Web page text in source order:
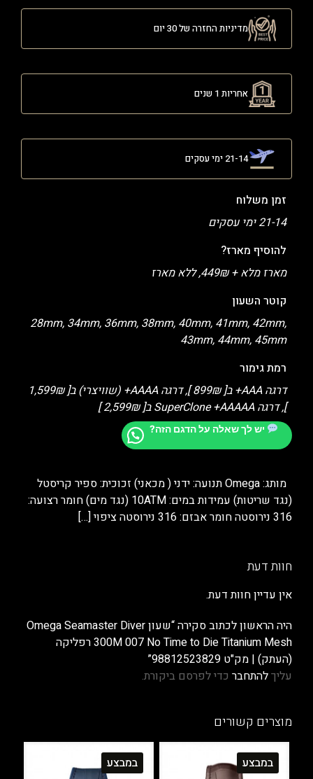
מדיניות החזרה של 30 יום
אחריות 1 שנים
21-14 ימי עסקים
זמן משלוח
21-14 ימי עסקים
להוסיף מארז?
מארז מלא + 449₪, ללא מארז
קוטר השעון
28mm, 34mm, 36mm, 38mm, 40mm, 41mm, 42mm,
43mm, 44mm, 45mm
רמת גימור
דרגה AAA+ ב[ 899₪ ], דרגה AAAA+ (שוויצרי) ב[ 1,599₪
], דרגה SuperClone +AAAAA ב[ 2,599₪ ]
יש לך שאלה על הדגם הזה?
מותג: Omega תנועה: ידני ( מכאני) זכוכית: ספיר קריסטל
(נגד שריטות) עמידות במים: 10ATM (נגד מים) חומר רצועה:
316 נירוסטה חומר אבזם: 316 נירוסטה ציפוי
[…]
חוות דעת
אין עדיין חוות דעת.
היה הראשון לכתוב סקירה “שעון Omega Seamaster Diver
300M 007 No Time to Die Titanium Mesh רפליקה
(העתק) | מק"ט 98812523829”
עליךלהתחבר כדי לפרסם ביקורת.
מוצרים קשורים
במבצע במבצע